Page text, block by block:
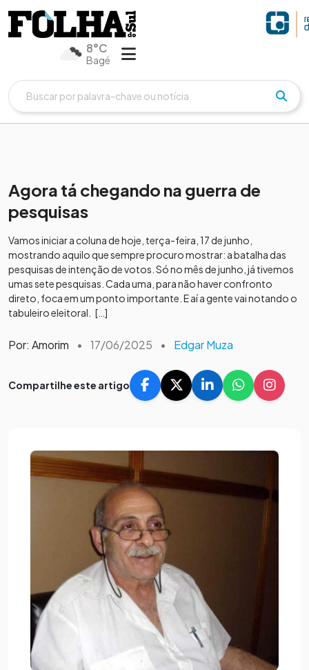
8°C
Bagé
Agora tá chegando na guerra de
pesquisas
Vamos iniciar a coluna de hoje, terça-feira, 17 de junho,
mostrando aquilo que sempre procuro mostrar: a batalha das
pesquisas de intenção de votos. Só no mês de junho, já tivemos
umas sete pesquisas. Cada uma, para não haver confronto
direto, foca em um ponto importante. E aí a gente vai notando o
tabuleiro eleitoral. […]
Por: Amorim • 17/06/2025 • Edgar Muza
Compartilhe este artigo